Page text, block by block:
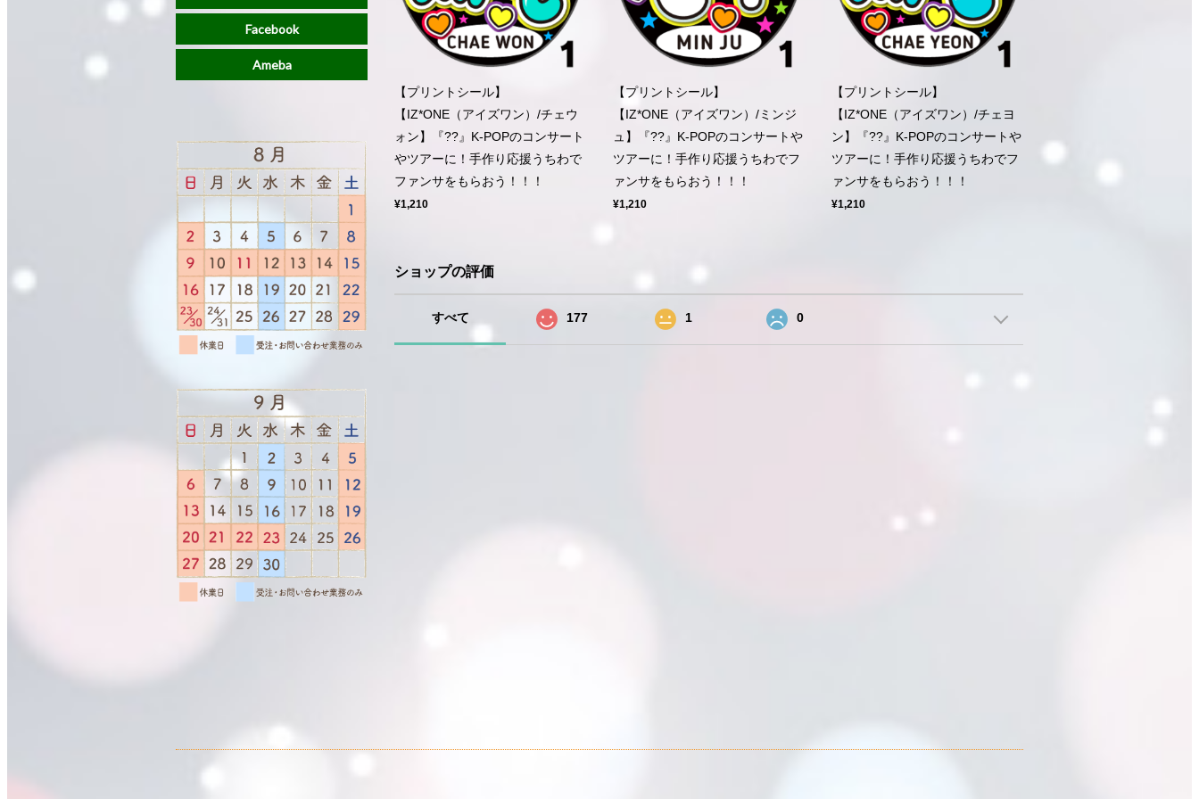
【プリントシール】
【IZ*ONE（アイズワン）/チェウ
ォン】『??』K-POPのコンサート
やツアーに！手作り応援うちわで
ファンサをもらおう！！！
¥1,210
【プリントシール】
【IZ*ONE（アイズワン）/ミンジ
ュ】『??』K-POPのコンサートや
ツアーに！手作り応援うちわでフ
ァンサをもらおう！！！
¥1,210
【プリントシール】
【IZ*ONE（アイズワン）/チェヨ
ン】『??』K-POPのコンサートや
ツアーに！手作り応援うちわでフ
ァンサをもらおう！！！
¥1,210
ショップの評価
すべて 177 1 0
Facebook
Ameba